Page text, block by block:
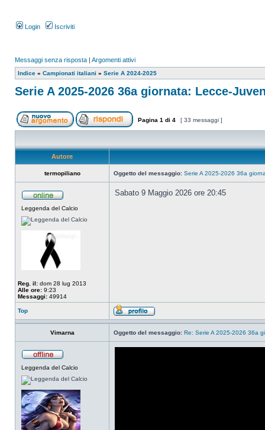
Login Iscriviti
Messaggi senza risposta | Argomenti attivi
Indice » Campionati italiani » Serie A 2024-2025
Serie A 2025-2026 36a giornata: Lecce-
Pagina 1 di 4 [ 33 messaggi ]
Autore
termopiliano Oggetto del messaggio: Serie A 2025-2026 36a
Leggenda del Calcio
Reg. il: dom 28 lug 2013
Alle ore: 9:23
Messaggi: 49914
Sabato 9 Maggio 2026 ore 20:45
Top
Vimarna Oggetto del messaggio: Re: Serie A 2025-2026 36a
Leggenda del Calcio